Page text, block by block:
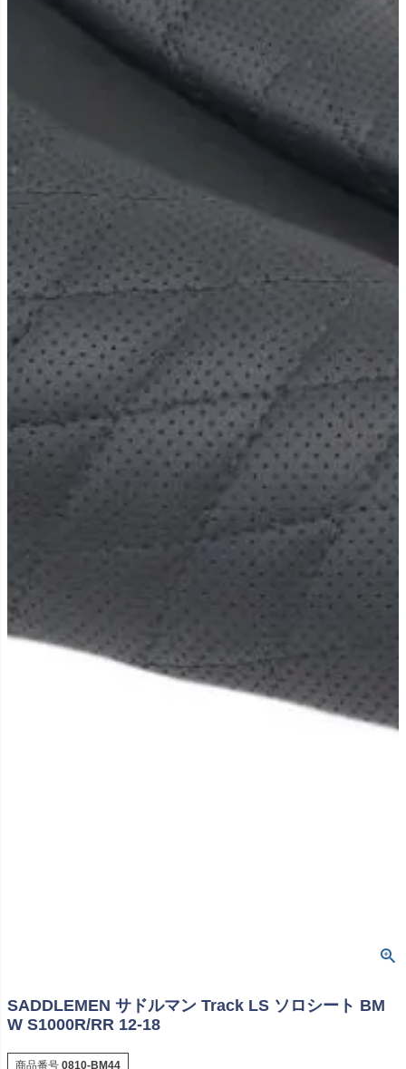
SADDLEMEN サドルマン Track LS ソロシート BM
W S1000R/RR 12-18
商品番号 0810-BM44